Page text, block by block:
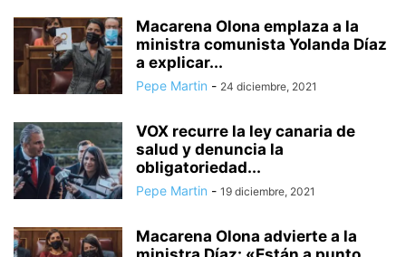
Macarena Olona emplaza a la
ministra comunista Yolanda Díaz
a explicar...
Pepe Martin - 24 diciembre, 2021
VOX recurre la ley canaria de
salud y denuncia la
obligatoriedad...
Pepe Martin - 19 diciembre, 2021
Macarena Olona advierte a la